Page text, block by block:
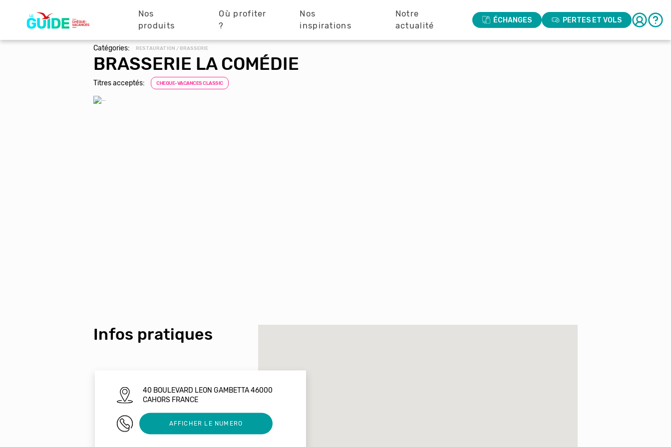
principale
Nos
produits
Où profiter
?
Nos
inspirations
Notre
actualité
ÉCHANGES PERTES ET VOLS
Catégories: RESTAURATION / BRASSERIE
BRASSERIE LA COMÉDIE
Titres acceptés: CHEQUE-VACANCES CLASSIC
Infos pratiques
40 BOULEVARD LEON GAMBETTA 46000
CAHORS FRANCE
0565350304AFFICHER LE NUMERO